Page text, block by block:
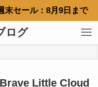
末セール：8月9日まで
ログ
Little Cloud